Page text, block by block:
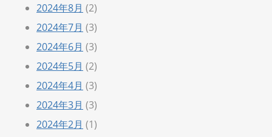
2024年8月 (2)
2024年7月 (3)
2024年6月 (3)
2024年5月 (2)
2024年4月 (3)
2024年3月 (3)
2024年2月 (1)